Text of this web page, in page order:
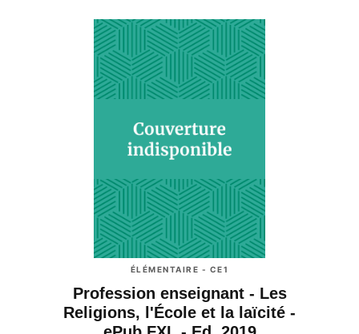
ÉLÉMENTAIRE - CE1
Profession enseignant - Les
Religions, l'École et la laïcité -